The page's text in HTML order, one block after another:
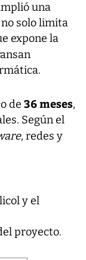
una
solo limita
expone la
de 36 meses,
Según el
, redes y
y el
proyecto.